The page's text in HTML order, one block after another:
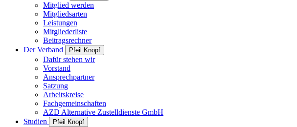
Mitglied werden
Mitgliedsarten
Leistungen
Mitgliederliste
Beitragsrechner
Der Verband
Pfeil Knopf
Dafür stehen wir
Vorstand
Ansprechpartner
Satzung
Arbeitskreise
Fachgemeinschaften
AZD Alternative Zustelldienste GmbH
Studien
Pfeil Knopf